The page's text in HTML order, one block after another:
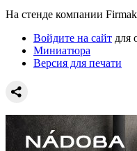
На стенде компании
Войдите на сайт для
Миниатюра
Версия для печати